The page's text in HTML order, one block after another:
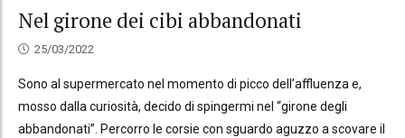
Nel girone dei cibi abbandonati
25/03/2022
Sono al supermercato nel momento di picco dell’affluenza e,
mosso dalla curiosità, decido di spingermi nel “girone degli
abbandonati”. Percorro le corsie con sguardo aguzzo a scovare il